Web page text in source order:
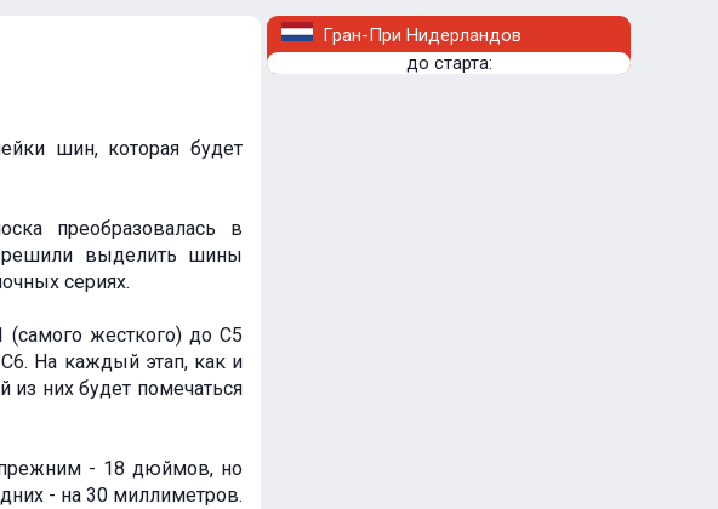
шин, которая будет
преобразовалась в
решили выделить шины
сериях.
(самого жесткого) до С5
На каждый этап, как и
из них будет помечаться
прежним - 18 дюймов, но
- на 30 миллиметров.
Гран-При Нидерландов
до старта: